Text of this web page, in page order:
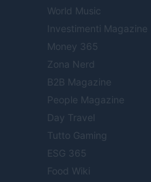
World Music
Investimenti Magazine
Money 365
Zona Nerd
B2B Magazine
People Magazine
Day Travel
Tutto Gaming
ESG 365
Food Wiki